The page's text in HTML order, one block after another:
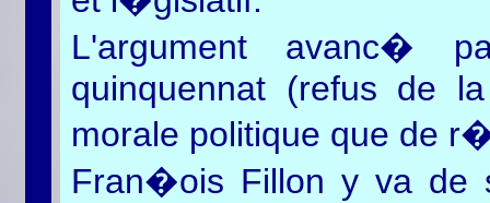
L'argument avanc�
quinquennat (refus de
morale politique que de
Fran�ois Fillon y va de